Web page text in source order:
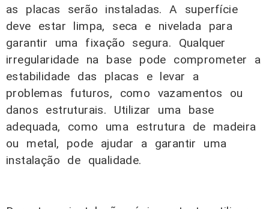
as placas serão instaladas. A superfície
deve estar limpa, seca e nivelada para
garantir uma fixação segura. Qualquer
irregularidade na base pode comprometer a
estabilidade das placas e levar a
problemas futuros, como vazamentos ou
danos estruturais. Utilizar uma base
adequada, como uma estrutura de madeira
ou metal, pode ajudar a garantir uma
instalação de qualidade.